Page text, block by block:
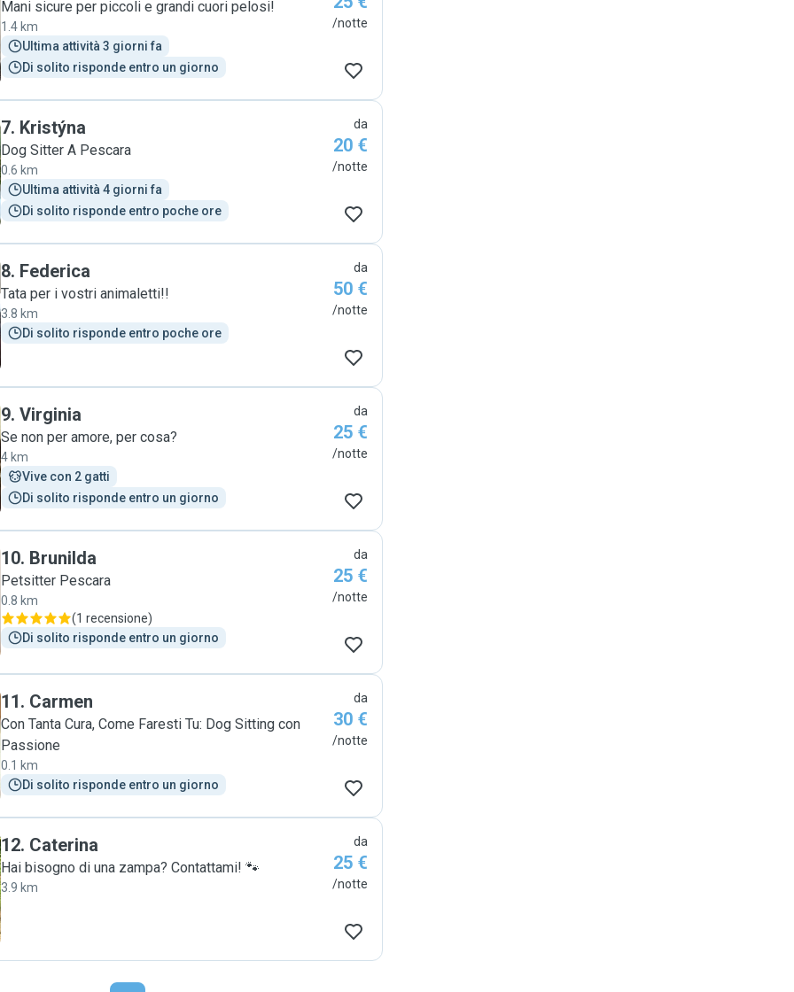
Mani sicure per piccoli e grandi cuori pelosi!
1.4 km
Ultima attività 3 giorni fa
Di solito risponde entro un giorno
/notte
7. Kristýna
Dog Sitter A Pescara
0.6 km
Ultima attività 4 giorni fa
Di solito risponde entro poche ore
da
20 €
/notte
8. Federica
Tata per i vostri animaletti!!
3.8 km
Di solito risponde entro poche ore
da
50 €
/notte
9. Virginia
Se non per amore, per cosa?
4 km
Vive con 2 gatti
Di solito risponde entro un giorno
da
25 €
/notte
10. Brunilda
Petsitter Pescara
0.8 km
(1 recensione)
Di solito risponde entro un giorno
da
25 €
/notte
11. Carmen
Con Tanta Cura, Come Faresti Tu: Dog Sitting con
Passione
0.1 km
Di solito risponde entro un giorno
da
30 €
/notte
12. Caterina
Hai bisogno di una zampa? Contattami! 🐾
3.9 km
da
25 €
/notte